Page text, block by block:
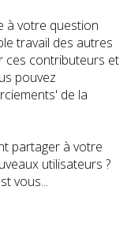
à votre question
travail des autres
ces contributeurs et
pouvez
de la
partager à votre
utilisateurs ?
vous...